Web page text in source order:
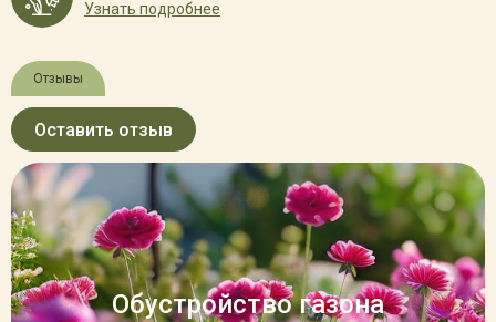
Узнать подробнее
Отзывы
Оставить отзыв
Обустройство газона